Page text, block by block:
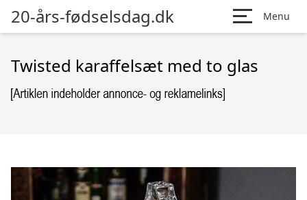
20-års-fødselsdag.dk Menu
Twisted karaffelsæt med to glas